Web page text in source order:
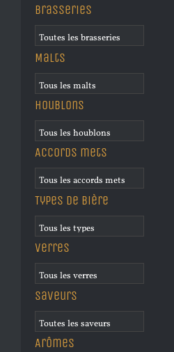
Brasseries
Malts
Houblons
Accords mets
Types de bière
Verres
Saveurs
Arômes